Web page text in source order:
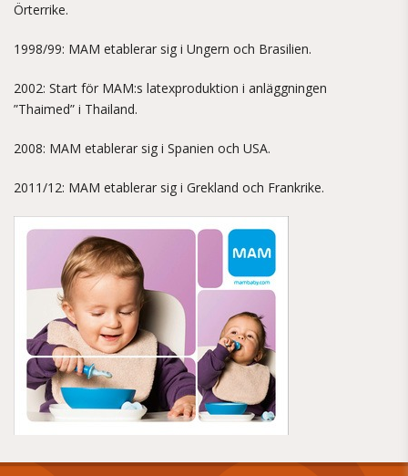
Örterrike.
1998/99: MAM etablerar sig i Ungern och Brasilien.
2002: Start för MAM:s latexproduktion i anläggningen
”Thaimed” i Thailand.
2008: MAM etablerar sig i Spanien och USA.
2011/12: MAM etablerar sig i Grekland och Frankrike.